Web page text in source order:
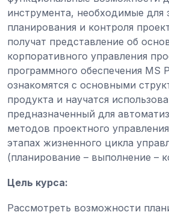
инструмента, необходимые для
планирования и контроля
получат представление об
корпоративного управления
программного обеспечения MS
ознакомятся с основными
продукта и научатся
предназначенный для
методов проектного
этапах жизненного цикла
(планирование – выполнение –
Цель курса:
Рассмотреть возможности